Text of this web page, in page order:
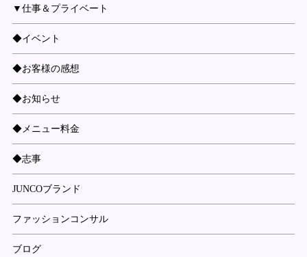
▼仕事＆プライベート
◆イベント
◆お客様の感想
◆お知らせ
◆メニュー料金
◆志事
JUNCOブランド
ファッションコンサル
ブログ